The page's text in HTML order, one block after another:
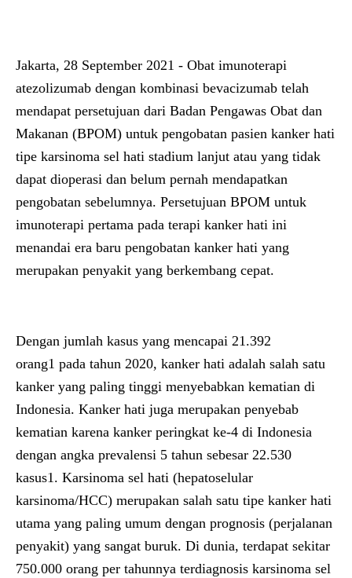
Jakarta, 28 September 2021 - Obat imunoterapi
atezolizumab dengan kombinasi bevacizumab telah
mendapat persetujuan dari Badan Pengawas Obat dan
Makanan (BPOM) untuk pengobatan pasien kanker hati
tipe karsinoma sel hati stadium lanjut atau yang tidak
dapat dioperasi dan belum pernah mendapatkan
pengobatan sebelumnya. Persetujuan BPOM untuk
imunoterapi pertama pada terapi kanker hati ini
menandai era baru pengobatan kanker hati yang
merupakan penyakit yang berkembang cepat.
Dengan jumlah kasus yang mencapai 21.392
orang1 pada tahun 2020, kanker hati adalah salah satu
kanker yang paling tinggi menyebabkan kematian di
Indonesia. Kanker hati juga merupakan penyebab
kematian karena kanker peringkat ke-4 di Indonesia
dengan angka prevalensi 5 tahun sebesar 22.530
kasus1. Karsinoma sel hati (hepatoselular
karsinoma/HCC) merupakan salah satu tipe kanker hati
utama yang paling umum dengan prognosis (perjalanan
penyakit) yang sangat buruk. Di dunia, terdapat sekitar
750.000 orang per tahunnya terdiagnosis karsinoma sel